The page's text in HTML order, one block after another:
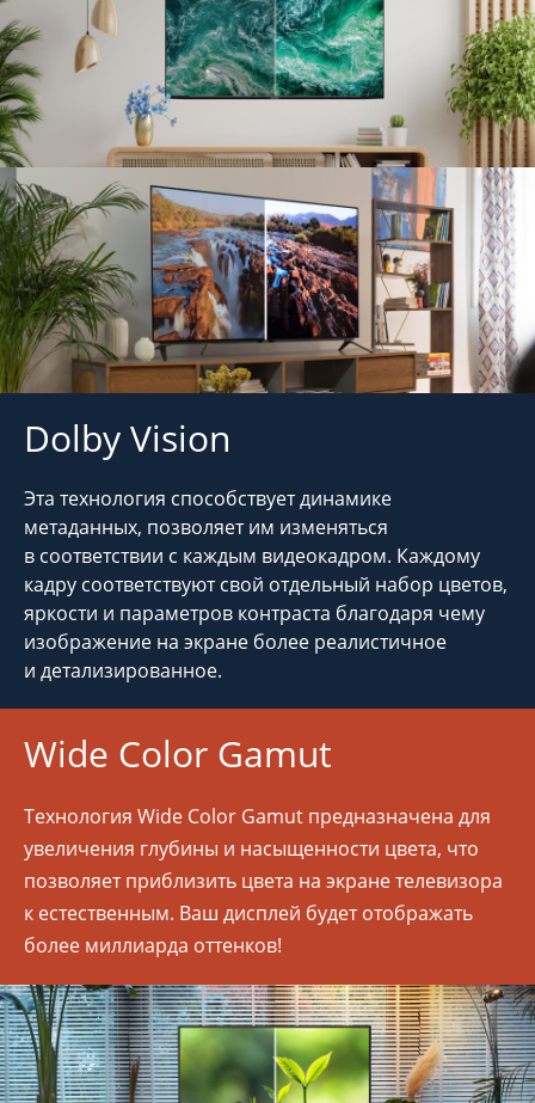
Dolby Vision
Эта технология способствует динамике
метаданных, позволяет им изменяться
в соответствии с каждым видеокадром. Каждому
кадру соответствуют свой отдельный набор цветов,
яркости и параметров контраста благодаря чему
изображение на экране более реалистичное
и детализированное.
Wide Color Gamut
Технология Wide Color Gamut предназначена для
увеличения глубины и насыщенности цвета, что
позволяет приблизить цвета на экране телевизора
к естественным. Ваш дисплей будет отображать
более миллиарда оттенков!